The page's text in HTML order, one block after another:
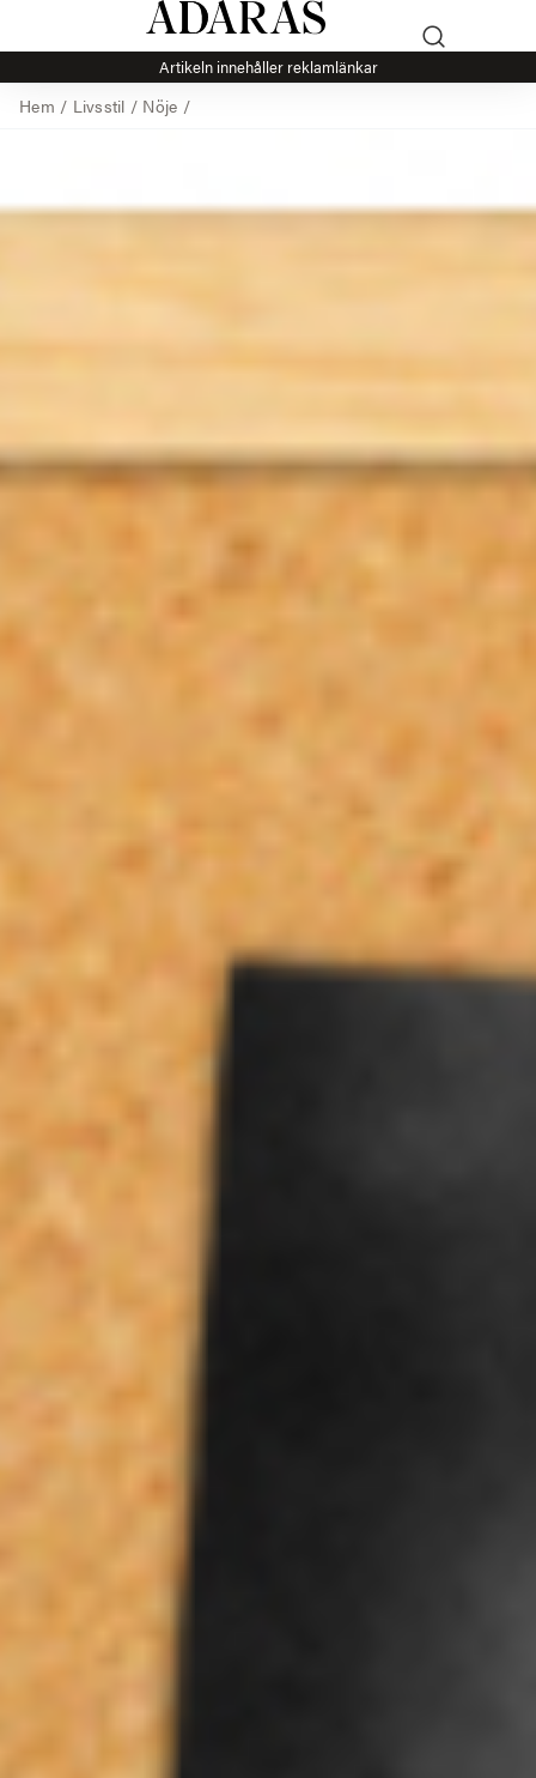
Artikeln innehåller reklamlänkar
Hem / Livsstil / Nöje /